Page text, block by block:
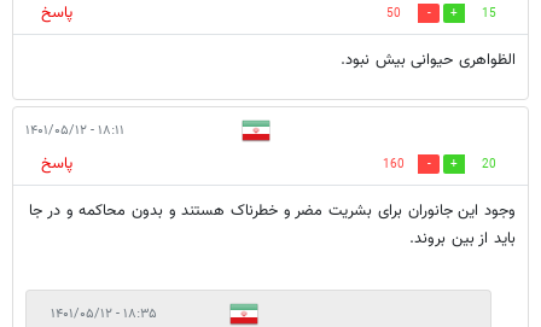
15
50
پاسخ
الظواهری حیوانی بیش نبود.
۱۸:۱۱ - ۱۴۰۱/۰۵/۱۲
20
160
پاسخ
وجود این جانوران برای بشریت مضر و خطرناک هستند و بدون محاکمه و در جا
باید از بین بروند.
۱۸:۳۵ - ۱۴۰۱/۰۵/۱۲